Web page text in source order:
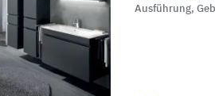
Ausführung,